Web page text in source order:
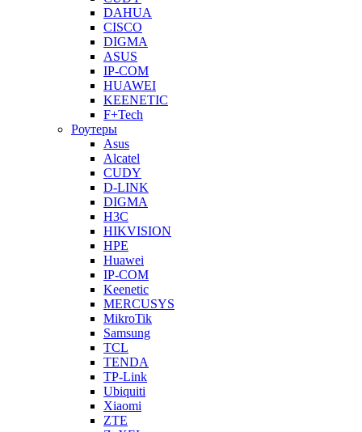
DAHUA
CISCO
DIGMA
ASUS
IP-COM
HUAWEI
KEENETIC
F+Tech
Роутеры
Asus
Alcatel
CUDY
D-LINK
DIGMA
H3C
HIKVISION
HPE
Huawei
IP-COM
Keenetic
MERCUSYS
MikroTik
Samsung
TCL
TENDA
TP-Link
Ubiquiti
Xiaomi
ZTE